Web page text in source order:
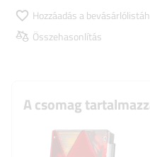
Hozzáadás a
Összehasonlítás
A csomag